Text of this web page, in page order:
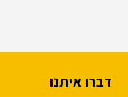
דברו איתנו